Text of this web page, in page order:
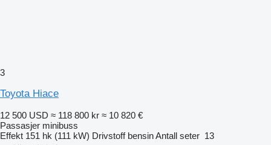
3
Toyota Hiace
12 500 USD ≈ 118 800 kr ≈ 10 820 €
Passasjer minibuss
Effekt 151 hk (111 kW) Drivstoff bensinAntall seter 13